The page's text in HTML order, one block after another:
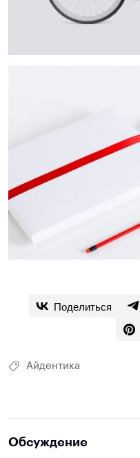
Поделиться
Айдентика
Обсуждение